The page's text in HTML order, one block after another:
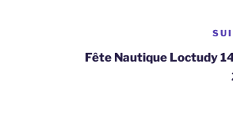
Fête Nautique Loctudy